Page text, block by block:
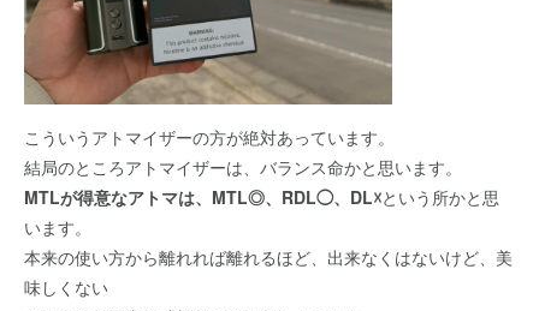
こういうアトマイザーの方が絶対あっています。
結局のところアトマイザーは、バランス命かと思います。
MTLが得意なアトマは、MTL◎、RDL◯、DL☓という所かと思
います。
本来の使い方から離れれば離れるほど、出来なくはないけど、美
味しくない